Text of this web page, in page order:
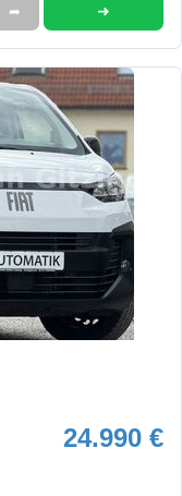
➦ ➜
24.990 €